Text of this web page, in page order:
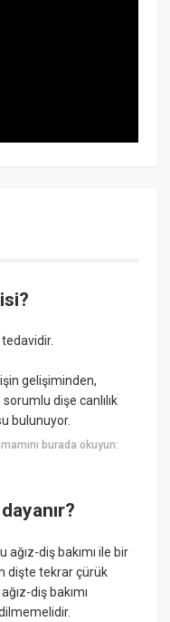
gelişiminden,
dişe canlılık
bulunuyor.
burada okuyun:
ağız-diş bakımı ile bir
dişte tekrar çürük
diş bakımı